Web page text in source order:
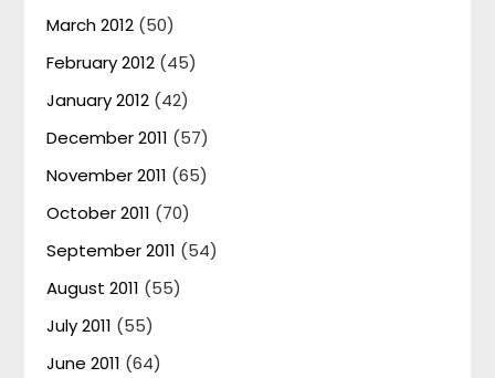
March 2012 (50)
February 2012 (45)
January 2012 (42)
December 2011 (57)
November 2011 (65)
October 2011 (70)
September 2011 (54)
August 2011 (55)
July 2011 (55)
June 2011 (64)